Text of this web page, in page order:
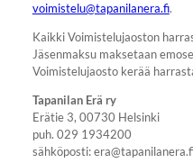
voimistelu@tapanilanera.fi.
Kaikki Voimistelujaoston
Jäsenmaksu maksetaan
Voimistelujaosto kerää
Tapanilan Erä ry
Erätie 3, 00730 Helsinki
puh. 029 1934200
sähköposti: